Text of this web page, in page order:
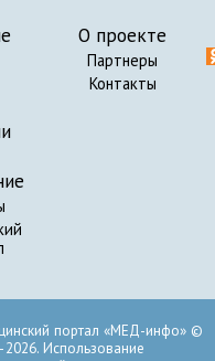
О проекте
Партнеры
Контакты
портал «МЕД-инфо» ©
Использование